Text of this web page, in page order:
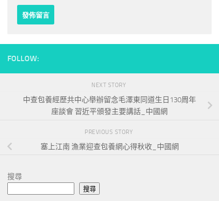
FOLLOW:
NEXT STORY
中查包養經歷共中心舉辦留念毛澤東同道生日130周年
座談會 習近平頒發主要講話_中國網
PREVIOUS STORY
塞上江南 漁業迎查包養網心得秋收_中國網
搜尋
搜尋